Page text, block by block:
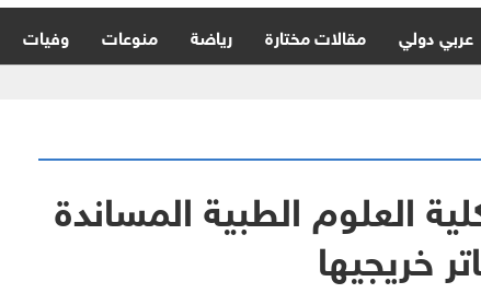
يعملون بها
عربي دولي مقالات مختارة رياضة منوعات وفيات
العلوم الطبية المساندة
خريجيها